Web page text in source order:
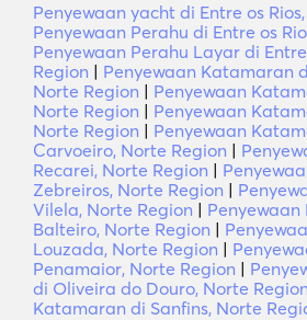
Penyewaan yacht di Entre os
Penyewaan Perahu di Entre os
Penyewaan Perahu Layar di
Region | Penyewaan Katamaran
Norte Region | Penyewaan
Norte Region | Penyewaan
Norte Region | Penyewaan
Carvoeiro, Norte Region |
Recarei, Norte Region |
Zebreiros, Norte Region |
Vilela, Norte Region |
Balteiro, Norte Region |
Louzada, Norte Region |
Penamaior, Norte Region |
di Oliveira do Douro, Norte Region
Katamaran di Sanfins, Norte